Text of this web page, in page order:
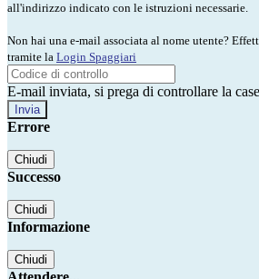
all'indirizzo indicato con le istruzioni necessarie.
Non hai una e-mail associata al nome utente?
tramite la Login Spaggiari
E-mail inviata, si prega di controllare la
Errore
Chiudi
Successo
Chiudi
Informazione
Chiudi